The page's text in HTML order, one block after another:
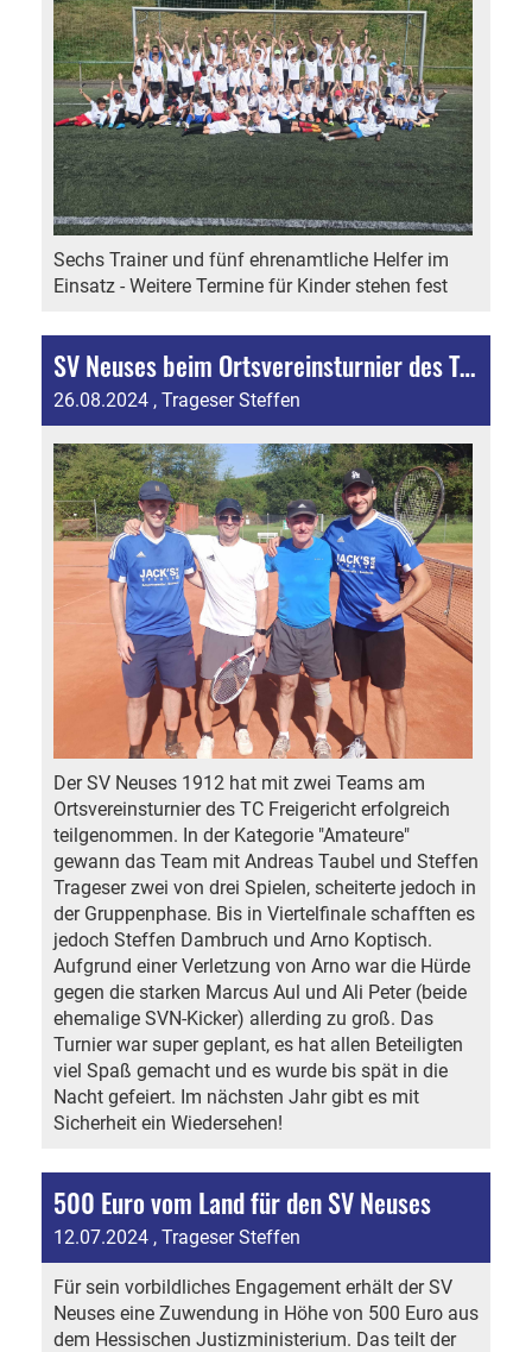
Sechs Trainer und fünf ehrenamtliche Helfer im
Einsatz - Weitere Termine für Kinder stehen fest
SV Neuses beim Ortsvereinsturnier des TCF aktiv
26.08.2024 , Trageser Steffen
Der SV Neuses 1912 hat mit zwei Teams am
Ortsvereinsturnier des TC Freigericht erfolgreich
teilgenommen. In der Kategorie "Amateure"
gewann das Team mit Andreas Taubel und Steffen
Trageser zwei von drei Spielen, scheiterte jedoch in
der Gruppenphase. Bis in Viertelfinale schafften es
jedoch Steffen Dambruch und Arno Koptisch.
Aufgrund einer Verletzung von Arno war die Hürde
gegen die starken Marcus Aul und Ali Peter (beide
ehemalige SVN-Kicker) allerding zu groß. Das
Turnier war super geplant, es hat allen Beteiligten
viel Spaß gemacht und es wurde bis spät in die
Nacht gefeiert. Im nächsten Jahr gibt es mit
Sicherheit ein Wiedersehen!
500 Euro vom Land für den SV Neuses
12.07.2024 , Trageser Steffen
Für sein vorbildliches Engagement erhält der SV
Neuses eine Zuwendung in Höhe von 500 Euro aus
dem Hessischen Justizministerium. Das teilt der